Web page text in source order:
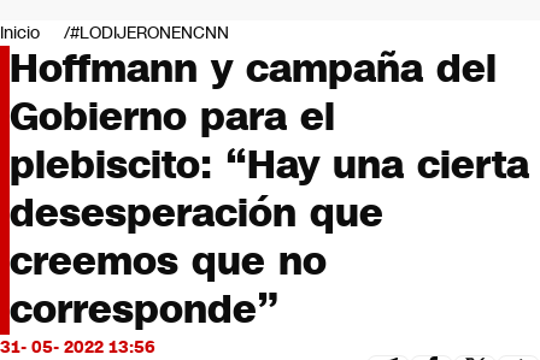
Negocios
Deportes
Programas completos
Cultura
Servicios
Bits
CNN tiempo
Opinión
Inicio #LODIJERONENCNN
Hoffmann y campaña del
Gobierno para el
plebiscito: “Hay una cierta
desesperación que
creemos que no
corresponde”
31- 05- 2022 13:56